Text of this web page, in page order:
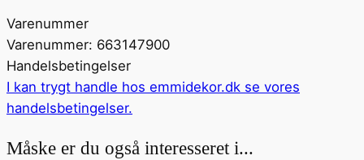
Varenummer
Varenummer: 663147900
Handelsbetingelser
I kan trygt handle hos emmidekor.dk se vores
handelsbetingelser.
Måske er du også interesseret i...